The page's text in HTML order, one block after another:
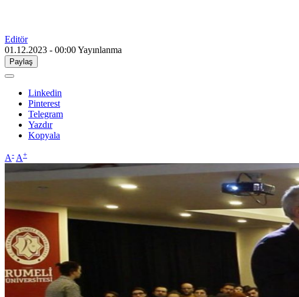
Editör
01.12.2023 - 00:00Yayınlanma
Paylaş
Linkedin
Pinterest
Telegram
Yazdır
Kopyala
A- A+